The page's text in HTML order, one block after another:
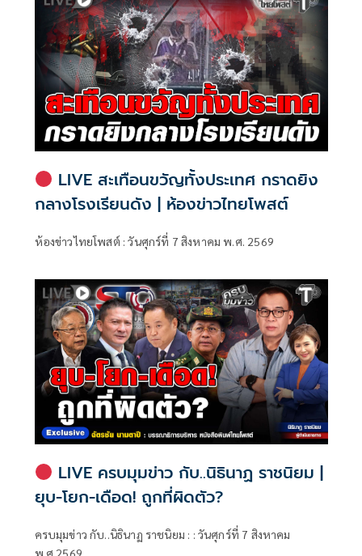
LIVE สะเทือนขวัญทั้งประเทศ กราดยิง
กลางโรงเรียนดัง | ห้องข่าวไทยโพสต์
ห้องข่าวไทยโพสต์ : วันศุกร์ที่ 7 สิงหาคม พ.ศ. 2569
LIVE ครบมุมข่าว กับ..นิธินาฏ ราชนิยม |
ยุบ-โยก-เดือด! ถูกที่ผิดตัว?
ครบมุมข่าว กับ..นิธินาฏ ราชนิยม : : วันศุกร์ที่ 7 สิงหาคม
พ.ศ.2569